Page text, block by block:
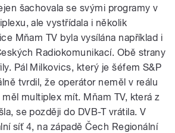
šachovala se svými programy v
ale vystřídala i několik
Mňam TV byla vysílána například i
Radiokomunikací. Obě strany
Pál Milkovics, který je šéfem S&P
tvrdil, že operátor neměl v reálu
multiplex mít. Mňam TV, která z
se později do DVB-T vrátila. V
síť 4, na západě Čech Regionální